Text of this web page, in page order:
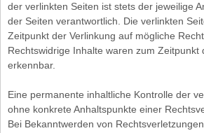
der verlinkten Seiten ist stets der jeweilige
der Seiten verantwortlich. Die verlinkten
Zeitpunkt der Verlinkung auf mögliche
Rechtswidrige Inhalte waren zum Zeitpunkt
erkennbar.
Eine permanente inhaltliche Kontrolle der
ohne konkrete Anhaltspunkte einer
Bei Bekanntwerden von